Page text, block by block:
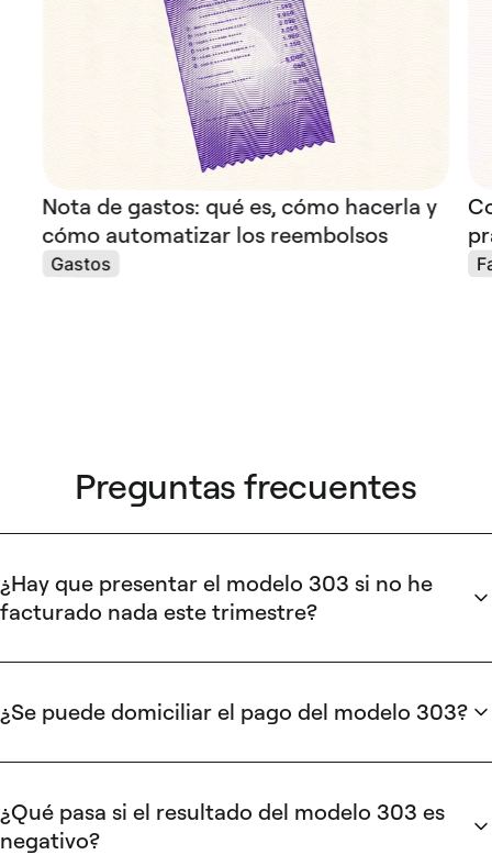
Nota de gastos: qué es, cómo hacerla y
cómo automatizar los reembolsos
Gastos
Preguntas frecuentes
¿Hay que presentar el modelo 303 si no he
facturado nada este trimestre?
cero, es obligatoria. No presentarla genera un requerimiento
¿Se puede domiciliar el pago del modelo 303?
antes del vencimiento. Pasado ese plazo, el pago requiere
¿Qué pasa si el resultado del modelo 303 es
negativo?